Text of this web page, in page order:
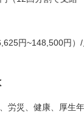
円~148,500円）/
労災、健康、厚生年